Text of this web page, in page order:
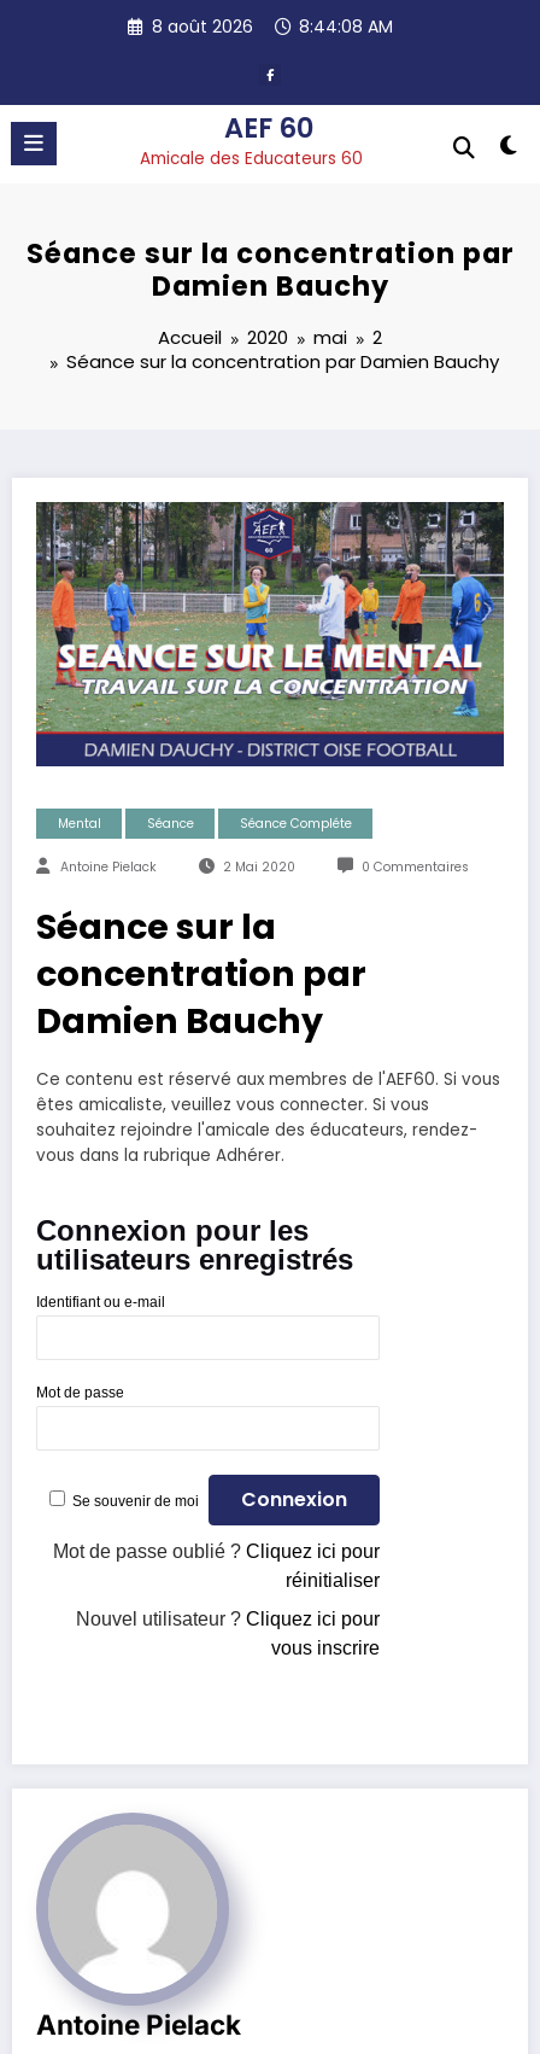
8 août 2026 8:44:09 AM
AEF 60
Amicale des Educateurs 60
Séance sur la concentration par
Damien Bauchy
Accueil 2020 mai
2
Séance sur la concentration par Damien Bauchy
Mental Séance Séance Compléte
Antoine Pielack 2 Mai 2020 0 Commentaires
Séance sur la
concentration par
Damien Bauchy
Ce contenu est réservé aux membres de l'AEF60. Si vous
êtes amicaliste, veuillez vous connecter. Si vous
souhaitez rejoindre l'amicale des éducateurs, rendez-
vous dans la rubrique Adhérer.
Connexion pour les
utilisateurs enregistrés
Identifiant ou e-mail
Mot de passe
Se souvenir de moi
Mot de passe oublié ?Cliquez ici pour
réinitialiser
Nouvel utilisateur ?Cliquez ici pour
vous inscrire
Antoine Pielack